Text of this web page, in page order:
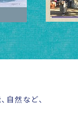
自然など、